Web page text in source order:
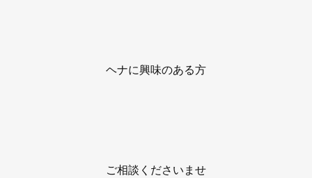
ヘナに興味のある方
ご相談くださいませ